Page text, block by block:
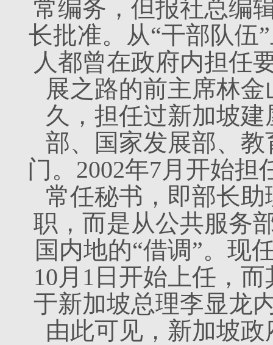
常编务，但报社总编
长批准。从“干部队伍
人都曾在政府内担任
展之路的前主席林
久，担任过新加坡
部、国家发展部、
门。2002年7月开始
常任秘书，即部长
职，而是从公共服务
国内地的“借调”。现
10月1日开始上任，
于新加坡总理李显龙
由此可见，新加坡